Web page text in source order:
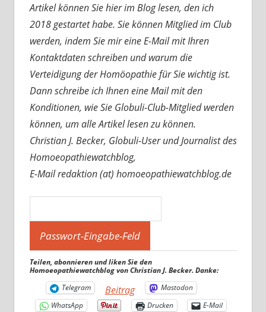
Artikel können Sie hier im Blog lesen, den ich
2018 gestartet habe. Sie können Mitglied im Club
werden, indem Sie mir eine E-Mail mit Ihren
Kontaktdaten schreiben und warum die
Verteidigung der Homöopathie für Sie wichtig ist.
Dann schreibe ich Ihnen eine Mail mit den
Konditionen, wie Sie Globuli-Club-Mitglied werden
können, um alle Artikel lesen zu können.
Christian J. Becker, Globuli-User und Journalist des
Homoeopathiewatchblog,
E-Mail redaktion (at) homoeopathiewatchblog.de
Teilen, abonnieren und liken Sie den
Homoeopathiewatchblog von Christian J. Becker. Danke:
Telegram
Beitrag
Mastodon
WhatsApp
Drucken E-Mail